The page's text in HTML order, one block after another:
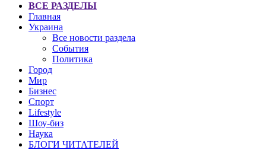
ВСЕ РАЗДЕЛЫ
Главная
Украина
Все новости раздела
События
Политика
Город
Мир
Бизнес
Спорт
Lifestyle
Шоу-биз
Наука
БЛОГИ ЧИТАТЕЛЕЙ